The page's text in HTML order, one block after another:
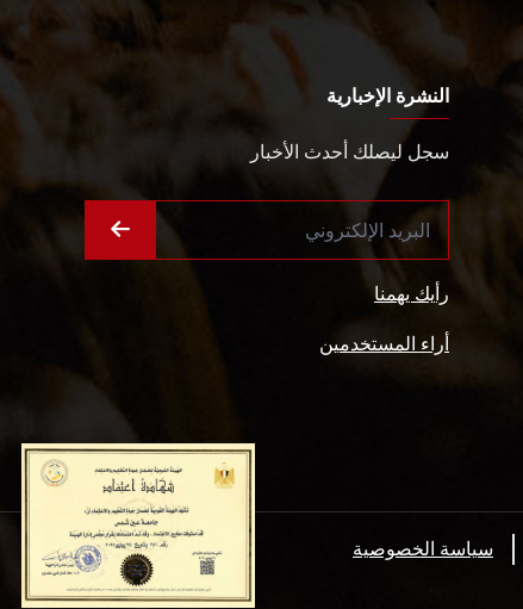
النشرة الإخبارية
سجل ليصلك أحدث الأخبار
رأيك يهمنا
أراء المستخدمين
سياسة الخصوصية